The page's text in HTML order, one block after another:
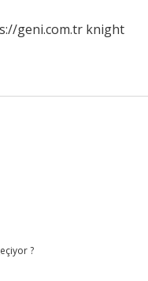
geni.com.tr knight
?